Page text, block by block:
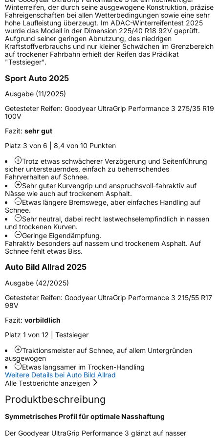
Lastindex89
Höchstlast580 kg
Gewicht (in kg) 8,05 kg
Generelle Merkmale
FahrzeugtypPKW
VerwendungWinterreifen
ModellnameUltraGrip Performance 3
Fahrzeugart
Weitere Eigenschaften
SchlauchtypTL
ZustandNeureifen
M+SJa
VerstärktXL
EU Label
Effizienz
Nasshaftung C
Rollgeräusch (Klasse)B
Rollgeräusch (dB) 70
3PMSF / Schneeflockensymbol / Alpine-SymbolJa
Winterreifen, der durch seine ausgewogene Konstruktion, präzise
Fahreigenschaften bei allen Wetterbedingungen sowie eine sehr
hohe Laufleistung überzeugt. Im ADAC-Winterreifentest 2025
wurde das Modell in der Dimension 225/40 R18 92V geprüft.
Aufgrund seiner geringen Abnutzung, des niedrigen
Kraftstoffverbrauchs und nur kleiner Schwächen im Grenzbereich
auf trockener Fahrbahn erhielt der Reifen das Prädikat
"Testsieger".
Sport Auto 2025
Ausgabe (11/2025)
Getesteter Reifen: Goodyear UltraGrip Performance 3 275/35 R19
100V
Fazit: sehr gut
Platz 3 von 6 | 8,4 von 10 Punkten
Trotz etwas schwächerer Verzögerung und Seitenführung
sicher untersteuerndes, einfach zu beherrschendes
Fahrverhalten auf Schnee.
Sehr guter Kurvengrip und anspruchsvoll-fahraktiv auf
Nässe wie auch auf trockenem Asphalt.
Etwas längere Bremswege, aber einfaches Handling auf
Schnee.
Sehr neutral, dabei recht lastwechselempfindlich in nassen
und trockenen Kurven.
Geringe Eigendämpfung.
Fahraktiv besonders auf nassem und trockenem Asphalt. Auf
Schnee fehlt etwas Biss.
Auto Bild Allrad 2025
Ausgabe (42/2025)
Getesteter Reifen: Goodyear UltraGrip Performance 3 215/55 R17
98V
Fazit: vorbildlich
Platz 1 von 12 | Testsieger
Traktionsmeister auf Schnee, auf allem Untergründen
ausgewogen
Etwas langsamer im Trocken-Handling
Weitere Details bei Auto Bild Allrad
Alle Testberichte anzeigen
Produktbeschreibung
Symmetrisches Profil für optimale Nasshaftung
Der Goodyear UltraGrip Performance 3 glänzt auf nasser